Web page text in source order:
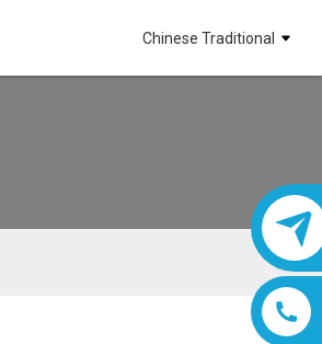
Chinese Traditional